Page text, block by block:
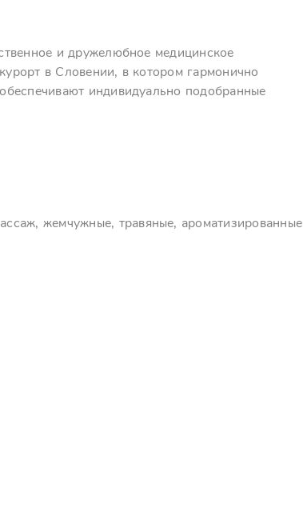
и дружелюбное медицинское
в Словении, в котором гармонично
индивидуально подобранные
жемчужные, травяные, ароматизированные